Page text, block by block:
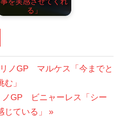
る」
ノGP マルケス「今までと
」
GP ビニャーレス「シー
ている」